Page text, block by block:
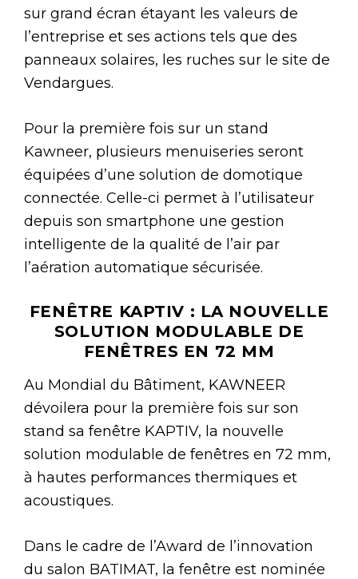
sur grand écran étayant les valeurs de
l’entreprise et ses actions tels que des
panneaux solaires, les ruches sur le site de
Vendargues.
Pour la première fois sur un stand
Kawneer, plusieurs menuiseries seront
équipées d’une solution de domotique
connectée. Celle-ci permet à l’utilisateur
depuis son smartphone une gestion
intelligente de la qualité de l’air par
l’aération automatique sécurisée.
FENÊTRE KAPTIV : LA NOUVELLE
SOLUTION MODULABLE DE
FENÊTRES EN 72 MM
Au Mondial du Bâtiment, KAWNEER
dévoilera pour la première fois sur son
stand sa fenêtre KAPTIV, la nouvelle
solution modulable de fenêtres en 72 mm,
à hautes performances thermiques et
acoustiques.
Dans le cadre de l’Award de l’innovation
du salon BATIMAT, la fenêtre est nominée